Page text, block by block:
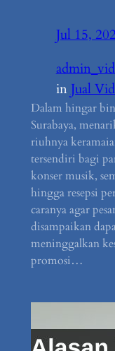
Jul 15,
inJual
Dalam hingar
Surabaya,
riuhnya
tersendiri bagi
konser musik,
hingga resepsi
caranya agar
disampaikan
meninggalkan
promosi…